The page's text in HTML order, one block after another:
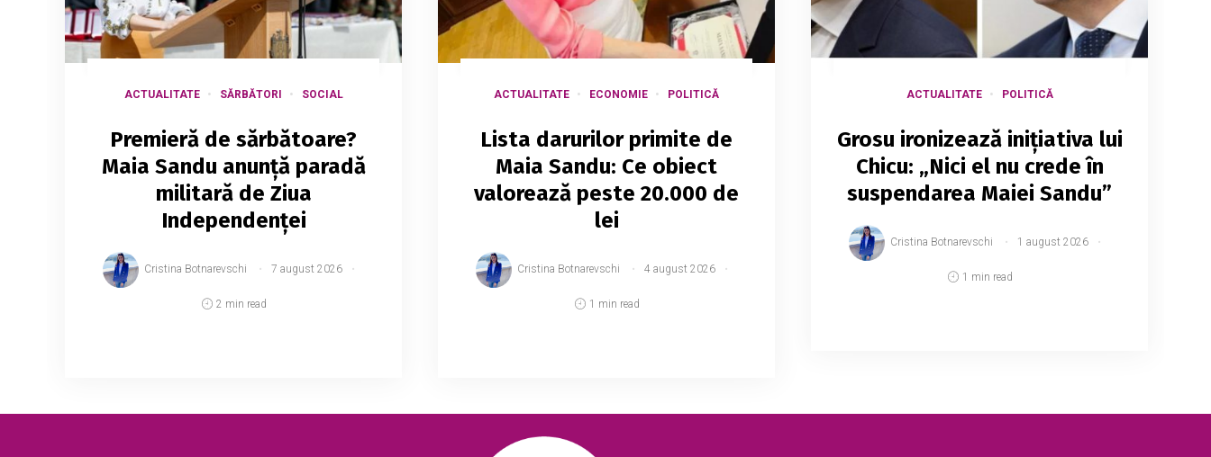
ACTUALITATE SĂRBĂTORI SOCIAL
Premieră de sărbătoare?
Maia Sandu anunță paradă
militară de Ziua
Independenței
Cristina Botnarevschi 7 august 2026
2 min read
ACTUALITATE ECONOMIE POLITICĂ
Lista darurilor primite de
Maia Sandu: Ce obiect
valorează peste 20.000 de
lei
Cristina Botnarevschi 4 august 2026
1 min read
ACTUALITATE POLITICĂ
Grosu ironizează inițiativa lui
Chicu: „Nici el nu crede în
suspendarea Maiei Sandu”
Cristina Botnarevschi 1 august 2026
1 min read